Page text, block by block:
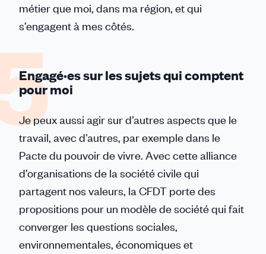
métier que moi, dans ma région, et qui
s’engagent à mes côtés.
Engagé·es sur les sujets qui comptent
pour moi
Je peux aussi agir sur d’autres aspects que le
travail, avec d’autres, par exemple dans le
Pacte du pouvoir de vivre. Avec cette alliance
d’organisations de la société civile qui
partagent nos valeurs, la CFDT porte des
propositions pour un modèle de société qui fait
converger les questions sociales,
environnementales, économiques et